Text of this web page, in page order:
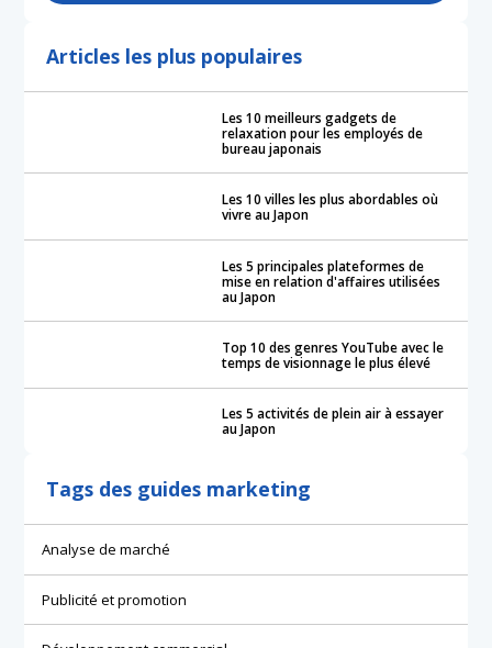
Articles les plus populaires
Les 10 meilleurs gadgets de
relaxation pour les employés de
bureau japonais
Les 10 villes les plus abordables où
vivre au Japon
Les 5 principales plateformes de
mise en relation d'affaires utilisées
au Japon
Top 10 des genres YouTube avec le
temps de visionnage le plus élevé
Les 5 activités de plein air à essayer
au Japon
Tags des guides marketing
Analyse de marché
Publicité et promotion